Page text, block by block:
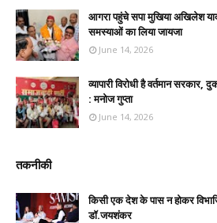
आगरा पहुंचे सपा मुखिया अखिलेश
समस्याओं का लिया जायजा
June 14, 2026
व्यापारी विरोधी है वर्तमान
: मनोज गुप्ता
June 14, 2026
तकनीकी
किसी एक देश के पास न होकर
डॉ.जयशंकर